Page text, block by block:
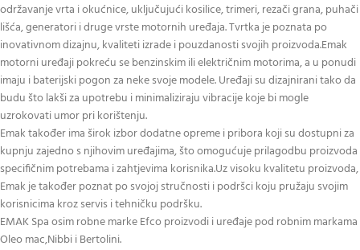
održavanje vrta i okućnice, uključujući kosilice, trimeri, rezači grana, puhači
lišća, generatori i druge vrste motornih uređaja. Tvrtka je poznata po
inovativnom dizajnu, kvaliteti izrade i pouzdanosti svojih proizvoda.Emak
motorni uređaji pokreću se benzinskim ili električnim motorima, a u ponudi
imaju i baterijski pogon za neke svoje modele. Uređaji su dizajnirani tako da
budu što lakši za upotrebu i minimaliziraju vibracije koje bi mogle
uzrokovati umor pri korištenju.
Emak također ima širok izbor dodatne opreme i pribora koji su dostupni za
kupnju zajedno s njihovim uređajima, što omogućuje prilagodbu proizvoda
specifičnim potrebama i zahtjevima korisnika.Uz visoku kvalitetu proizvoda,
Emak je također poznat po svojoj stručnosti i podršci koju pružaju svojim
korisnicima kroz servis i tehničku podršku.
EMAK Spa osim robne marke Efco proizvodi i uređaje pod robnim markama
Oleo mac,Nibbi i Bertolini.